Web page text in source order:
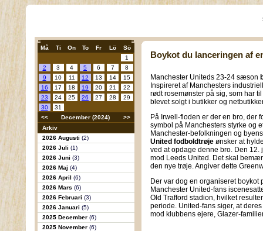
Må Ti On To Fr Lö
Sö
1
2
3 4 5 6 7
8
9
10 11 12 13 14
15
16
17 18 19 20 21
22
23
24 25 26 27 28
29
30
31
<<
December (2024)
>>
Arkiv
2026 Augusti (2)
2026 Juli (1)
2026 Juni (3)
2026 Maj (4)
2026 April (6)
2026 Mars (6)
2026 Februari (3)
2026 Januari (5)
2025 December (6)
2025 November (6)
Boykot du lanceringen af
Manchester Uniteds 23-24 sæson
Inspireret af Manchesters
rødt rosemønster på sig, som har
blevet solgt i butikker og
På Irwell-floden er der en bro, der
symbol på Manchesters styrke og
Manchester-befolkningen og
United fodboldtrøje ønsker at
ved at opdage denne bro. Den
mod Leeds United. Det skal
den nye trøje. Angiver dette
Der var dog en organiseret
Manchester United-fans
Old Trafford stadion, hvilket
periode. United-fans siger, at
mod klubbens ejere, Glazer-